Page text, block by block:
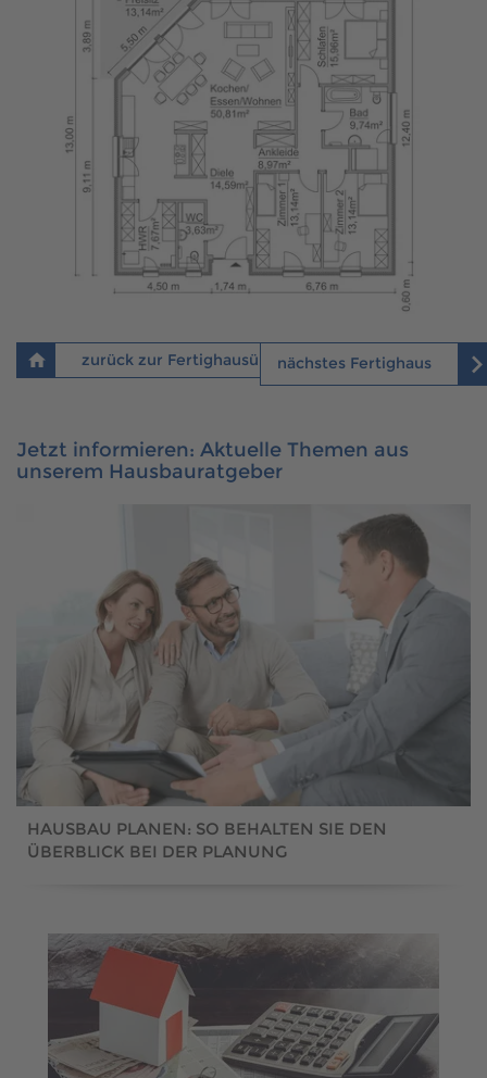
zurück zur Fertighausübersichtnächstes Fertighaus
Jetzt informieren: Aktuelle Themen aus
unserem Hausbauratgeber
HAUSBAU PLANEN: SO BEHALTEN SIE DEN
ÜBERBLICK BEI DER PLANUNG